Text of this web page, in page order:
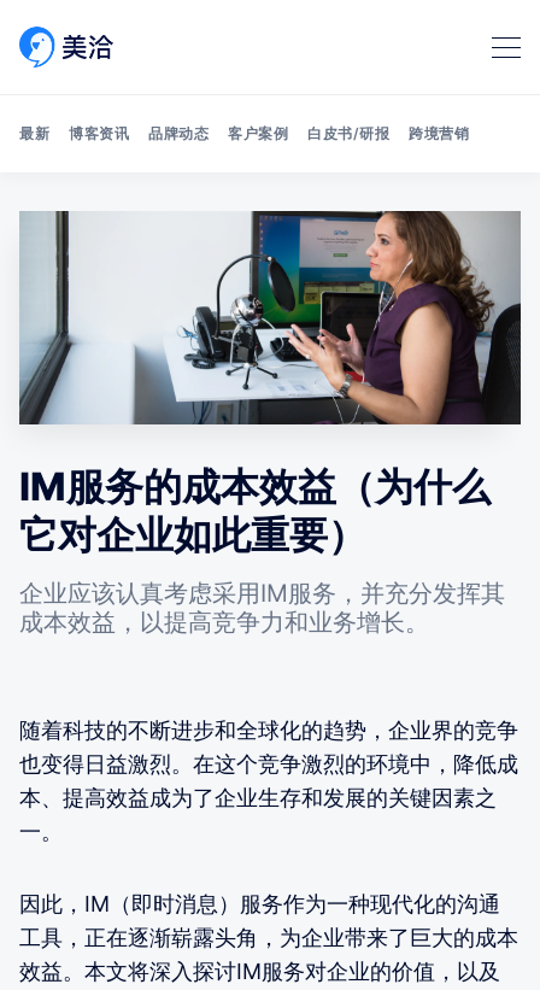
Search 美洽博客
最新 博客资讯 品牌动态 客户案例 白皮书/研报 跨境营销
IM服务的成本效益（为什么
它对企业如此重要）
企业应该认真考虑采用IM服务，并充分发挥其
成本效益，以提高竞争力和业务增长。
随着科技的不断进步和全球化的趋势，企业界的竞争
也变得日益激烈。在这个竞争激烈的环境中，降低成
本、提高效益成为了企业生存和发展的关键因素之
一。
因此，IM（即时消息）服务作为一种现代化的沟通
工具，正在逐渐崭露头角，为企业带来了巨大的成本
效益。本文将深入探讨IM服务对企业的价值，以及